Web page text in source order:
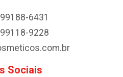
6431
9228
Sociais